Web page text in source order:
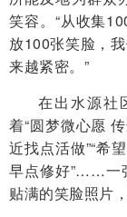
笑容。“从收集
放100张笑脸，
来越紧密。”
在出水源社
着“圆梦微心愿
近找点活做”“希
早点修好”……一
贴满的笑脸照片